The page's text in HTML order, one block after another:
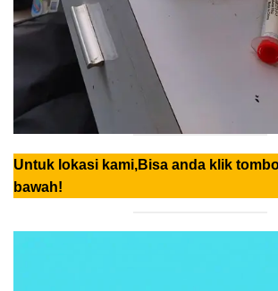
Untuk lokasi kami,Bisa anda klik
bawah!